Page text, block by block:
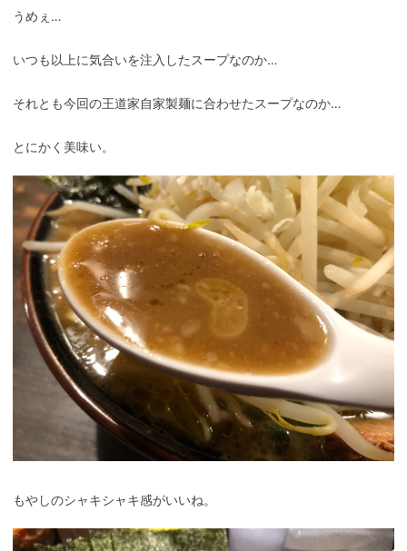
うめぇ…
いつも以上に気合いを注入したスープなのか…
それとも今回の王道家自家製麺に合わせたスープなのか…
とにかく美味い。
もやしのシャキシャキ感がいいね。